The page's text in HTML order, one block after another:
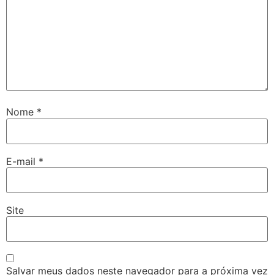
Nome *
E-mail *
Site
Salvar meus dados neste navegador para a próxima vez